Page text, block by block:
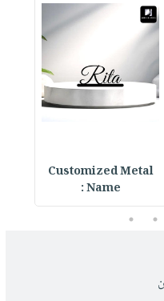
Customized Metal
Name :
4
5